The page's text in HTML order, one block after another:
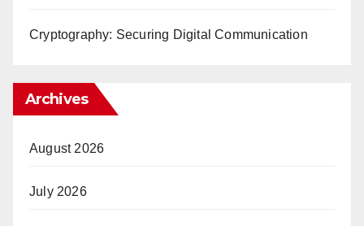
Cryptography: Securing Digital Communication
Archives
August 2026
July 2026